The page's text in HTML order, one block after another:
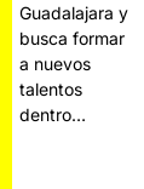
Guadalajara y
busca formar
a nuevos
talentos
dentro…